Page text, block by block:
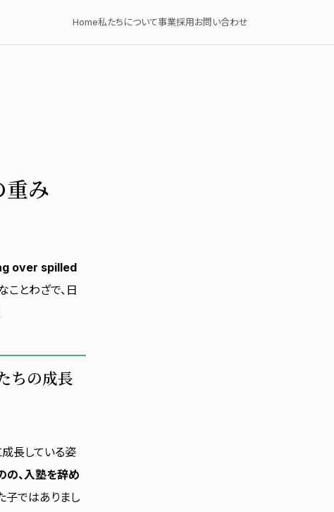
Home私たちについて事業採用お問い合わせ
み
over spilled
ことわざで、日
ちの成長
長している姿
、入塾を辞め
子ではありまし